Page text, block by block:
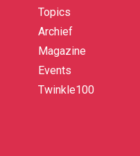
Topics
Archief
Magazine
Events
Twinkle100